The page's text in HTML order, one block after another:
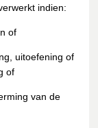
indien:
of
uitoefening of
of
van de